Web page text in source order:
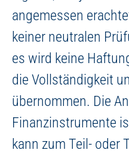
angemessen
keiner neutralen
es wird keine
die Vollständigkeit
übernommen. Die
Finanzinstrumente
kann zum Teil- oder